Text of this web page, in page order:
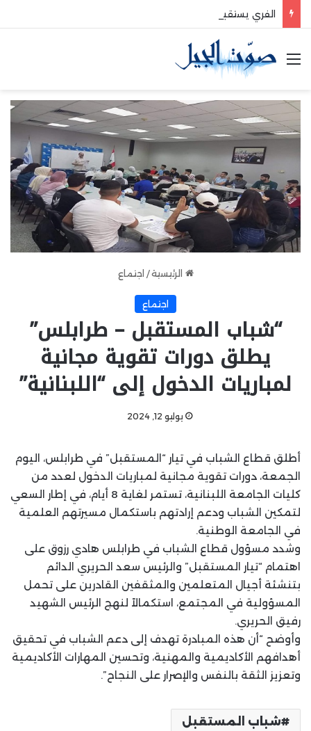
الفري يستقبل نقيب موظفي قاديشا
القائمة
الرئيسية / اجتماع
اجتماع
“شباب المستقبل – طرابلس”
يطلق دورات تقوية مجانية
لمباريات الدخول إلى “اللبنانية”
يوليو 12, 2024
أطلق قطاع الشباب في تيار “المستقبل” في طرابلس، اليوم
الجمعة، دورات تقوية مجانية لمباريات الدخول لعدد من
كليات الجامعة اللبنانية، تستمر لغاية 8 أيام، في إطار السعي
لتمكين الشباب ودعم إرادتهم باستكمال مسيرتهم العلمية
في الجامعة الوطنية.
وشدد مسؤول قطاع الشباب في طرابلس هادي رزوق على
اهتمام “تيار المستقبل” والرئيس سعد الحريري الدائم
بتنشئة أجيال المتعلمين والمثقفين القادرين على تحمل
المسؤولية في المجتمع، استكمالاً لنهج الرئيس الشهيد
رفيق الحريري.
وأوضح “أن هذه المبادرة تهدف إلى دعم الشباب في تحقيق
أهدافهم الأكاديمية والمهنية، وتحسين المهارات الأكاديمية
وتعزيز الثقة بالنفس والإصرار على النجاح”.
شباب المستقبل